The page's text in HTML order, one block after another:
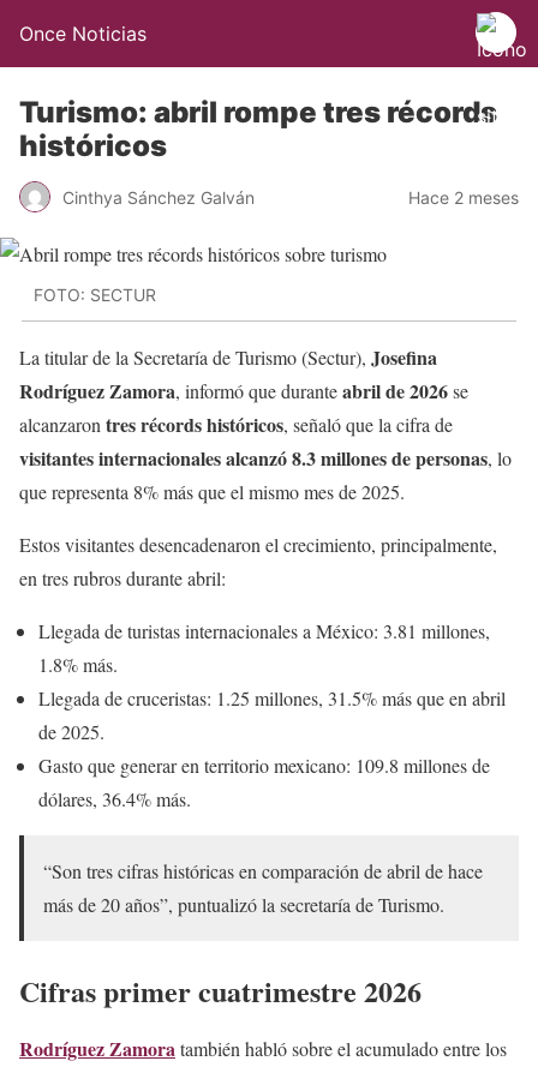
Once Noticias
Turismo: abril rompe tres récords
históricos
Cinthya Sánchez Galván Hace 2 meses
FOTO: SECTUR
La titular de la Secretaría de Turismo (Sectur), Josefina
Rodríguez Zamora, informó que duranteabril de 2026se
alcanzaron tres récords históricos, señaló que la cifra de
visitantes internacionales alcanzó 8.3 millones de personas, lo
que representa 8% más que el mismo mes de 2025.
Estos visitantes desencadenaron el crecimiento, principalmente,
en tres rubros durante abril:
Llegada de turistas internacionales a México: 3.81 millones,
1.8% más.
Llegada de cruceristas: 1.25 millones, 31.5% más que en abril
de 2025.
Gasto que generar en territorio mexicano: 109.8 millones de
dólares, 36.4% más.
“Son tres cifras históricas en comparación de abril de hace
más de 20 años”, puntualizó la secretaría de Turismo.
Cifras primer cuatrimestre 2026
Rodríguez Zamoratambién habló sobre el acumulado entre los